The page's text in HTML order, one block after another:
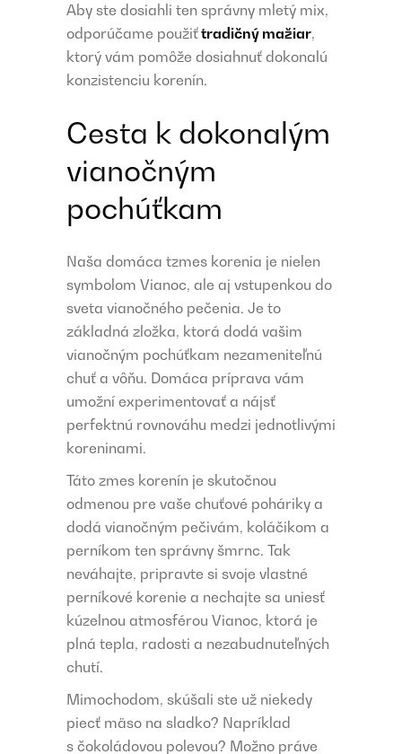
Aby ste dosiahli ten správny mletý mix,
odporúčame použiťtradičný mažiar,
ktorý vám pomôže dosiahnuť dokonalú
konzistenciu korenín.
Cesta k dokonalým
vianočným
pochúťkam
Naša domáca tzmes korenia je nielen
symbolom Vianoc, ale aj vstupenkou do
sveta vianočného pečenia. Je to
základná zložka, ktorá dodá vašim
vianočným pochúťkam nezameniteľnú
chuť a vôňu. Domáca príprava vám
umožní experimentovať a nájsť
perfektnú rovnováhu medzi jednotlivými
koreninami.
Táto zmes korenín je skutočnou
odmenou pre vaše chuťové poháriky a
dodá vianočným pečivám, koláčikom a
perníkom ten správny šmrnc. Tak
neváhajte, pripravte si svoje vlastné
perníkové korenie a nechajte sa uniesť
kúzelnou atmosférou Vianoc, ktorá je
plná tepla, radosti a nezabudnuteľných
chutí.
Mimochodom, skúšali ste už niekedy
piecť mäso na sladko? Napríklad
s čokoládovou polevou? Možno práve